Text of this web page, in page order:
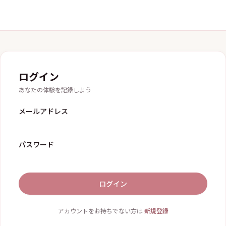
ログイン
あなたの体験を記録しよう
メールアドレス
パスワード
ログイン
アカウントをお持ちでない方は 新規登録